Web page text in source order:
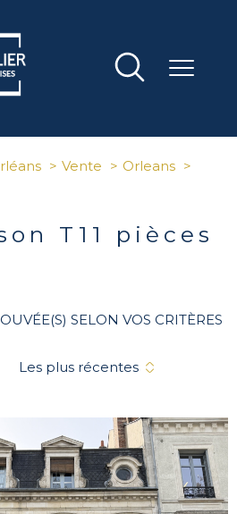
Vente
Orleans
T11 pièces
SELON VOS CRITÈRES
Les plus récentes